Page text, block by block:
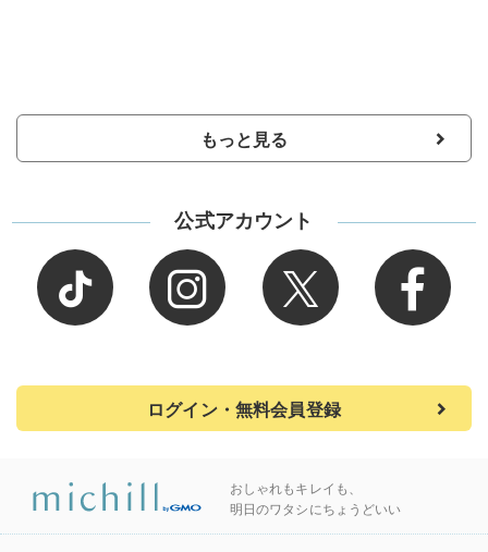
もっと見る
公式アカウント
ログイン・無料会員登録
おしゃれもキレイも、
明日のワタシにちょうどいい